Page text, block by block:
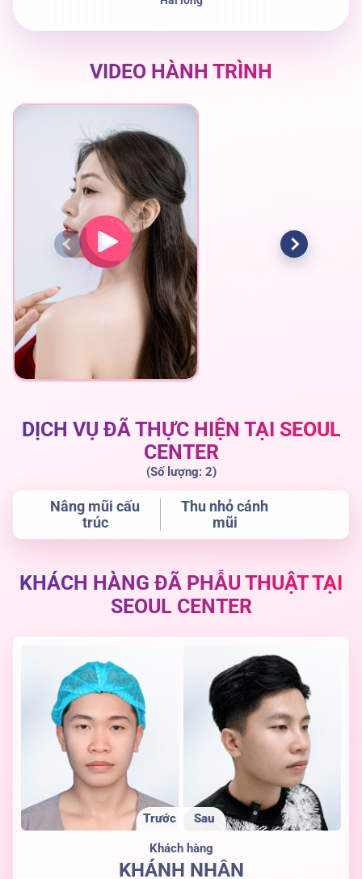
VIDEO HÀNH TRÌNH
DỊCH VỤ ĐÃ THỰC HIỆN TẠI SEOUL
CENTER
(Số lượng: 2)
Nâng mũi cấu
trúc
Thu nhỏ cánh
mũi
KHÁCH HÀNG ĐÃ PHẪU THUẬT TẠI
SEOUL CENTER
Trước Sau
Khách hàng
KHÁNH NHÂN